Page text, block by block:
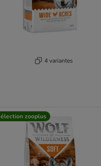
4 variantes
zooplus